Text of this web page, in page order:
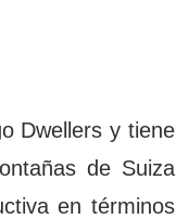
Dwellers y tiene
de Suiza
en términos